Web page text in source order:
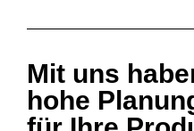
Mit uns
hohe